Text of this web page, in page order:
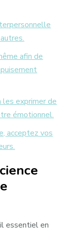
afin de
exprimer de
émotionnel.
acceptez vos
essentiel en